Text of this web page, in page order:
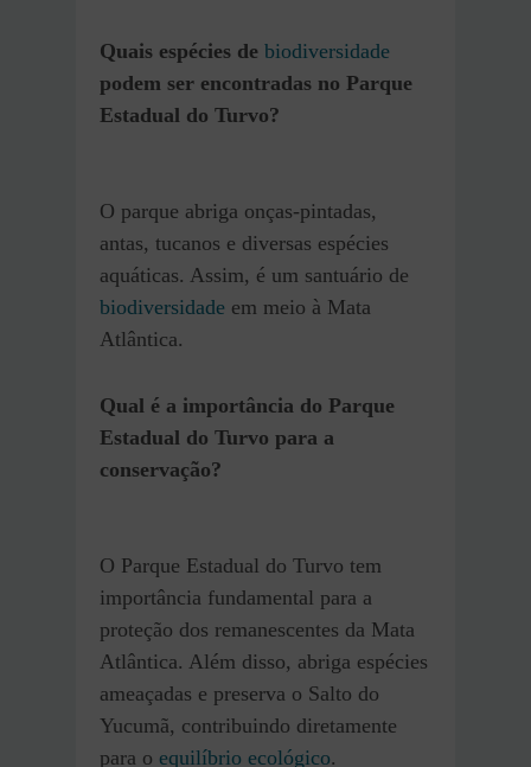
Quais espécies de biodiversidade
podem ser encontradas no Parque
Estadual do Turvo?
O parque abriga onças-pintadas,
antas, tucanos e diversas espécies
aquáticas. Assim, é um santuário de
biodiversidade em meio à Mata
Atlântica.
Qual é a importância do Parque
Estadual do Turvo para a
conservação?
O Parque Estadual do Turvo tem
importância fundamental para a
proteção dos remanescentes da Mata
Atlântica. Além disso, abriga espécies
ameaçadas e preserva o Salto do
Yucumã, contribuindo diretamente
para o equilíbrio ecológico.